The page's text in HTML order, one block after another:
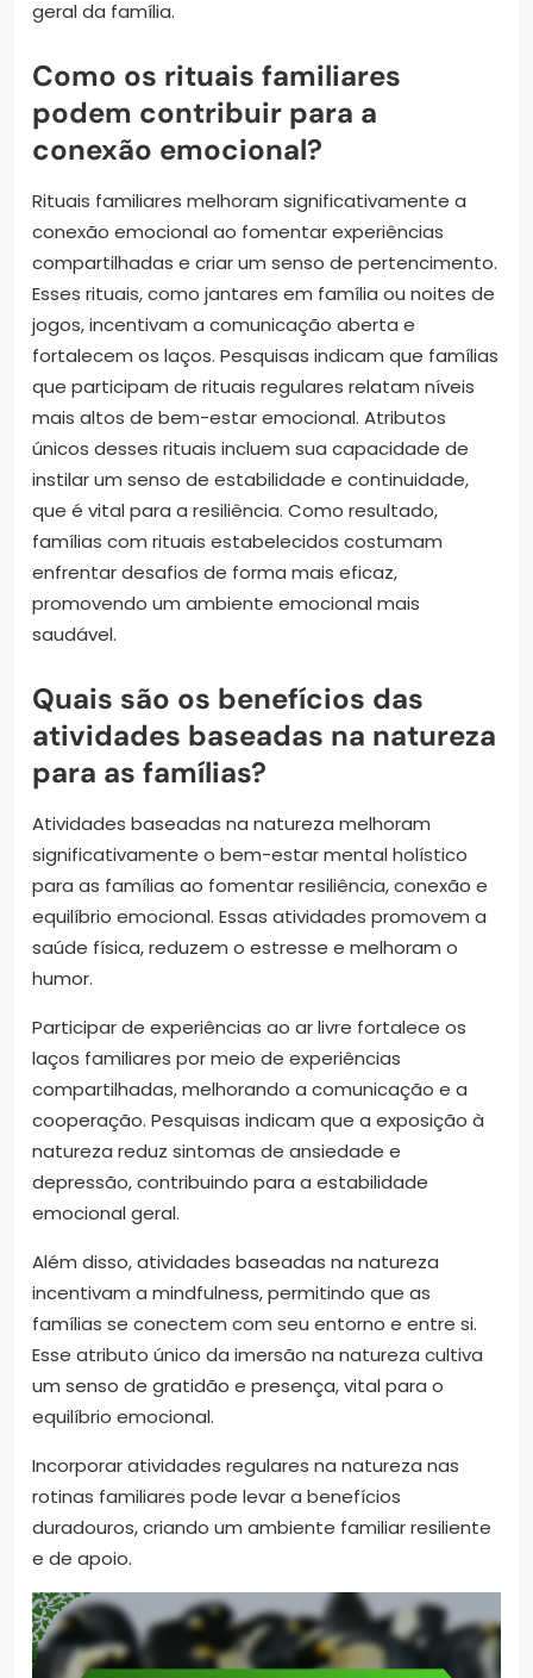
geral da família.
Como os rituais familiares
podem contribuir para a
conexão emocional?
Rituais familiares melhoram significativamente a
conexão emocional ao fomentar experiências
compartilhadas e criar um senso de pertencimento.
Esses rituais, como jantares em família ou noites de
jogos, incentivam a comunicação aberta e
fortalecem os laços. Pesquisas indicam que famílias
que participam de rituais regulares relatam níveis
mais altos de bem-estar emocional. Atributos
únicos desses rituais incluem sua capacidade de
instilar um senso de estabilidade e continuidade,
que é vital para a resiliência. Como resultado,
famílias com rituais estabelecidos costumam
enfrentar desafios de forma mais eficaz,
promovendo um ambiente emocional mais
saudável.
Quais são os benefícios das
atividades baseadas na natureza
para as famílias?
Atividades baseadas na natureza melhoram
significativamente o bem-estar mental holístico
para as famílias ao fomentar resiliência, conexão e
equilíbrio emocional. Essas atividades promovem a
saúde física, reduzem o estresse e melhoram o
humor.
Participar de experiências ao ar livre fortalece os
laços familiares por meio de experiências
compartilhadas, melhorando a comunicação e a
cooperação. Pesquisas indicam que a exposição à
natureza reduz sintomas de ansiedade e
depressão, contribuindo para a estabilidade
emocional geral.
Além disso, atividades baseadas na natureza
incentivam a mindfulness, permitindo que as
famílias se conectem com seu entorno e entre si.
Esse atributo único da imersão na natureza cultiva
um senso de gratidão e presença, vital para o
equilíbrio emocional.
Incorporar atividades regulares na natureza nas
rotinas familiares pode levar a benefícios
duradouros, criando um ambiente familiar resiliente
e de apoio.